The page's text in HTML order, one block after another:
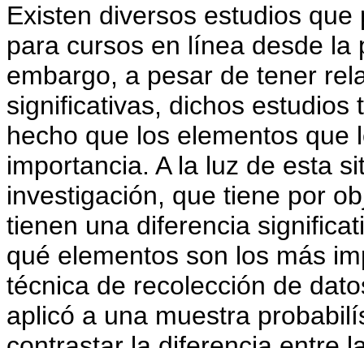
Existen diversos estudios
para cursos en línea desde
embargo, a pesar de tener
significativas, dichos
hecho que los elementos que
importancia. A la luz de esta
investigación, que tiene por
tienen una diferencia
qué elementos son los más
técnica de recolección de
aplicó a una muestra